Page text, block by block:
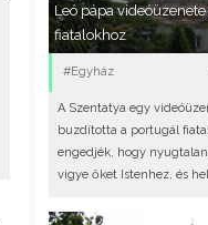
Leó pápa
fiatalokhoz
#Egyház
A Szentatya egy
buzdította a portugál
engedjék, hogy
vigye őket Istenhez, és